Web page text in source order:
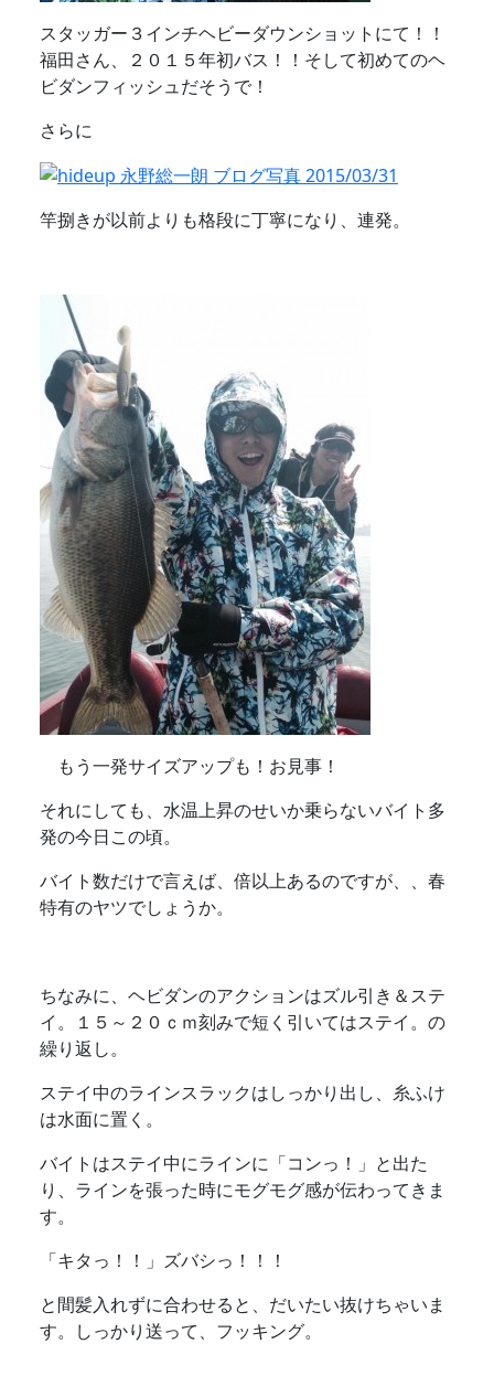
スタッガー３インチヘビーダウンショットにて！！
福田さん、２０１５年初バス！！そして初めてのヘ
ビダンフィッシュだそうで！
さらに
竿捌きが以前よりも格段に丁寧になり、連発。
もう一発サイズアップも！お見事！
それにしても、水温上昇のせいか乗らないバイト多
発の今日この頃。
バイト数だけで言えば、倍以上あるのですが、、春
特有のヤツでしょうか。
ちなみに、ヘビダンのアクションはズル引き＆ステ
イ。１５～２０ｃｍ刻みで短く引いてはステイ。の
繰り返し。
ステイ中のラインスラックはしっかり出し、糸ふけ
は水面に置く。
バイトはステイ中にラインに「コンっ！」と出た
り、ラインを張った時にモグモグ感が伝わってきま
す。
「キタっ！！」ズバシっ！！！
と間髪入れずに合わせると、だいたい抜けちゃいま
す。しっかり送って、フッキング。